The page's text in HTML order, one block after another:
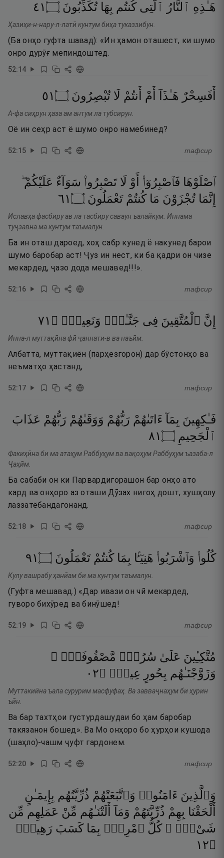
هَـٰذِهِ ٱلنَّارُ ٱلَّتِى كُنتُم بِهَا تُكَذِّبُونَ ۝١٤
Ҳазиҳи-н-нару-л-латӣ кунтум биҳа туказзибун.
(Ба онҳо гуфта шавад): «Ин ҳамон оташест, ки шумо
онро дурӯғ мепиндоштед.
52:14
أَفَسِحْرٌ هَـٰذَآ أَمْ أَنتُمْ لَا تُبْصِرُونَ ۝١٥
А-фа сиҳрун ҳаза ам антум ла тубсирун.
Оё ин сеҳр аст ё шумо онро намебинед?
52:15 тафсир
ٱصْلَوْهَا فَٱصْبِرُوٓا۟ أَوْ لَا تَصْبِرُوا۟ سَوَآءٌ عَلَيْكُمْ ۖ
إِنَّمَا تُجْزَوْنَ مَا كُنتُمْ تَعْمَلُونَ ۝١٦
Иславҳа фасбиру ав ла тасбиру саваун ъалайкум. Иннама
туҷзавна ма кунтум таъмалун.
Ба ин оташ дароед, хоҳ сабр кунед ё накунед барои
шумо баробар аст! Ҷуз ин нест, ки ба қадри он чизе
мекардед, ҷазо дода мешавед!!!».
52:16 тафсир
إِنَّ ٱلْمُتَّقِينَ فِى جَنَّـٰتٍۢ وَنَعِيمٍۢ ۝ ١٧
Инна-л муттақӣна фӣ ҷаннати-в ва наъӣм.
Албатта, муттақиён (парҳезгорон) дар бӯстонҳо ва
неъматҳо ҳастанд,
52:17 тафсир
فَـٰكِهِينَ بِمَآ ءَاتَىٰهُمْ رَبُّهُمْ وَوَقَىٰهُمْ رَبُّهُمْ عَذَابَ
ٱلْجَحِيمِ ۝١٨
Факиҳӣна би ма атаҳум Раббуҳум ва вақоҳум Раббуҳум ъазаба-л
Ҷаҳӣм.
Ба сабаби он ки Парвардигорашон бар онҳо ато
кард ва онҳоро аз оташи Дӯзах нигоҳ дошт, хушҳолу
лаззатёбандагонанд.
52:18 тафсир
كُلُوا۟ وَٱشْرَبُوا۟ هَنِيٓـًٔۢا بِمَا كُنتُمْ تَعْمَلُونَ ۝١٩
Кулу вашрабу ҳанӣам би ма кунтум таъмалун.
(Гуфта мешавад.) «Дар ивази он чӣ мекардед,
гуворо бихӯред ва бинӯшед!
52:19 тафсир
مُتَّكِـِٔينَ عَلَىٰ سُرُرٍۢ مَّصْفُوفَةٍۢ ۖ
وَزَوَّجْنَـٰهُم بِحُورٍ عِينٍۢ ۝٢٠
Муттакиӣна ъала сурурим масфуфаҳ. Ва завваҷнаҳум би ҳурин
ъӣн.
Ва бар тахтҳои густурдашудаи бо ҳам баробар
такязанон бошед». Ва Мо онҳоро бо ҳурҳои кушода
(шаҳло)-чашм ҷуфт гардонем.
52:20 тафсир
وَٱلَّذِينَ ءَامَنُوا۟ وَٱتَّبَعَتْهُمْ ذُرِّيَّتُهُم بِإِيمَـٰنٍ
أَلْحَقْنَا بِهِمْ ذُرِّيَّتَهُمْ وَمَآ أَلَتْنَـٰهُم مِّنْ عَمَلِهِم مِّن
شَىْءٍۢ ۚ كُلُّ ٱمْرِئٍۭ بِمَا كَسَبَ رَهِينٌۭ
۝٢١